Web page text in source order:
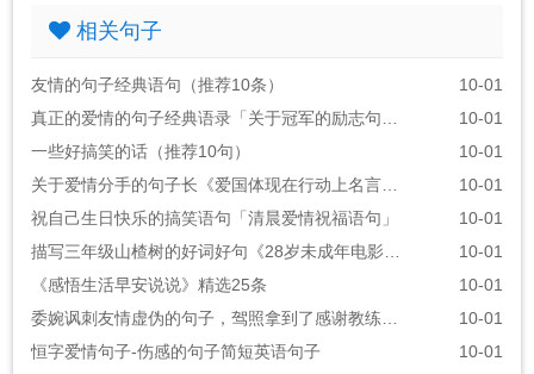
相关句子
友情的句子经典语句（推荐10条）
10-01
10-01
一些好搞笑的话（推荐10句）
10-01
10-01
祝自己生日快乐的搞笑语句「清晨爱情祝福语句」
10-01
10-01
《感悟生活早安说说》精选25条
10-01
10-01
恒字爱情句子-伤感的句子简短英语句子
10-01